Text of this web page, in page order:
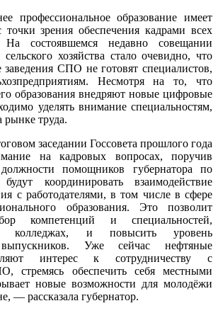
профессиональное образование имеет
точки зрения обеспечения кадрами всех
состоявшемся недавно совещании
хозяйства стало очевидно, что
СПО не готовят специалистов,
Несмотря на то, что
образования внедряют новые цифровые
уделять внимание специальностям,
рынке труда.
заседании Госсовета прошлого года
на кадровых вопросах, поручив
помощников губернатора по
координировать взаимодействие
с работодателями, в том числе в сфере
образования. Это позволит
компетенций и специальностей,
колледжах, и повысить уровень
выпускников. Уже сейчас нефтяные
интерес к сотрудничеству с
стремясь обеспечить себя местными
новые возможности для молодёжи
— рассказала губернатор.